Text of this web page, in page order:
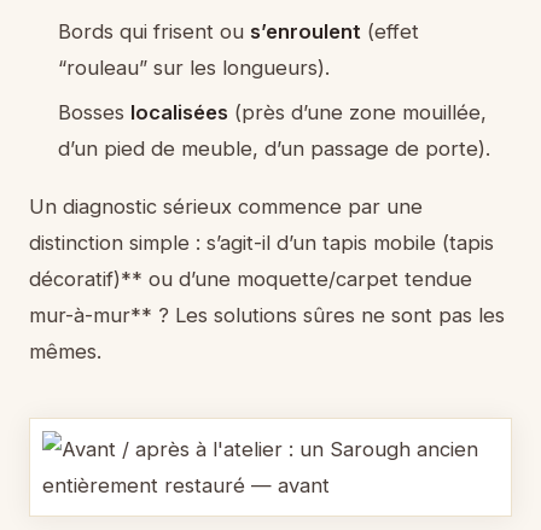
Bords qui frisent ou s’enroulent (effet
“rouleau” sur les longueurs).
Bosses localisées (près d’une zone mouillée,
d’un pied de meuble, d’un passage de porte).
Un diagnostic sérieux commence par une
distinction simple : s’agit-il d’un tapis mobile (tapis
décoratif)** ou d’une moquette/carpet tendue
mur-à-mur** ? Les solutions sûres ne sont pas les
mêmes.